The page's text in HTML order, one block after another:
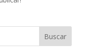
Buscar